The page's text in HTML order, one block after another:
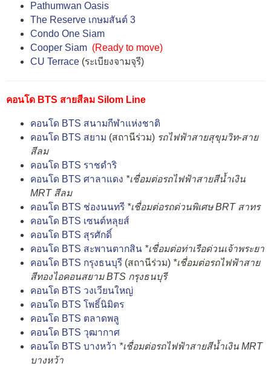
Pathumwan Oasis
The Reserve เกษมสันต์ 3
Condo One Siam
Cooper Siam (Ready to move)
CU Terrace (ระเบียงจามจุรี)
คอนโด BTS สายสีลม Silom Line
คอนโด BTS สนามกีฬาแห่งชาติ
คอนโด BTS สยาม (สถานีร่วม) รถไฟฟ้าสายสุขุมวิท-สาย
สีลม
คอนโด BTS ราชดำริ
คอนโด BTS ศาลาแดง *เชื่อมต่อรถไฟฟ้าสายสีน้ำเงิน
MRT สีลม
คอนโด BTS ช่องนนทรี *เชื่อมต่อรถด่วนพิเศษ BRT สาทร
คอนโด BTS เซนต์หลุยส์
คอนโด BTS สุรศักดิ์
คอนโด BTS สะพานตากสิน *เชื่อมต่อท่าเรือด่วนเจ้าพระยา
คอนโด BTS กรุงธนบุรี (สถานีร่วม) *เชื่อมต่อรถไฟฟ้าสาย
สีทองไอคอนสยาม BTS กรุงธนบุรี
คอนโด BTS วงเวียนใหญ่
คอนโด BTS โพธิ์นิมิตร
คอนโด BTS ตลาดพลู
คอนโด BTS วุฒากาศ
คอนโด BTS บางหว้า *เชื่อมต่อรถไฟฟ้าสายสีน้ำเงิน MRT
บางหว้า